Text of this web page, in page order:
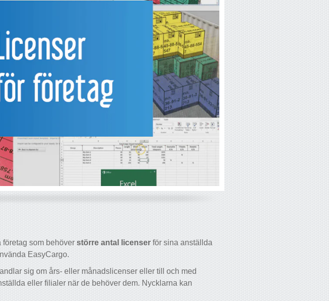
företag som behöver större antal licenser för sina anställda
EasyCargo.
sig om års- eller månadslicenser eller till och med
eller filialer när de behöver dem. Nycklarna kan